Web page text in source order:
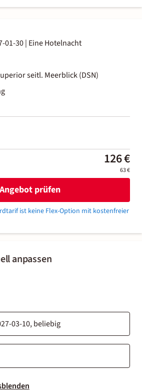
anpassen
01-30| Eine Hotelnacht
seitl. Meerblick (DSN)
126 €
63 €
Angebot prüfen
ist keine Flex-Option mit kostenfreier